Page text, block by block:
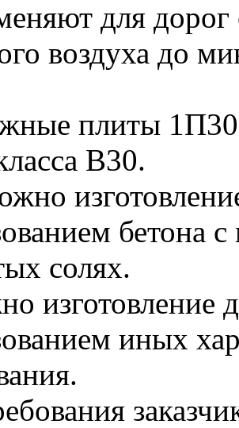
для дорог
воздуха до
плиты
В30.
бетона
солях.
изготовление
иных